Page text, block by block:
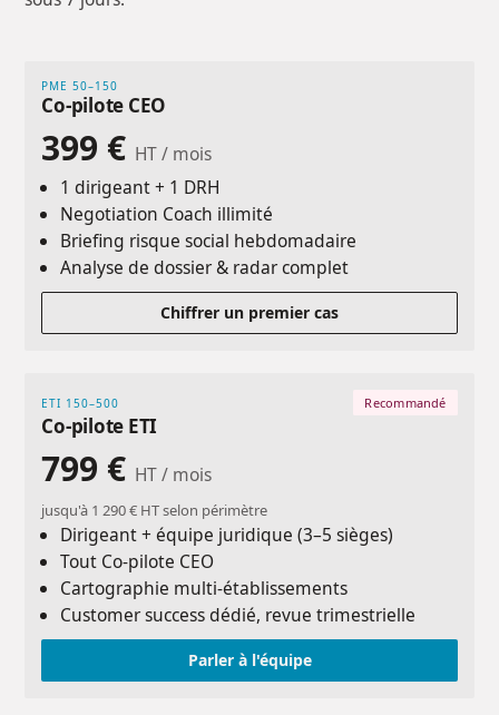
PME 50–150
Co-pilote CEO
399 € HT / mois
1 dirigeant + 1 DRH
Negotiation Coach illimité
Briefing risque social hebdomadaire
Analyse de dossier & radar complet
Chiffrer un premier cas
ETI 150–500 Recommandé
Co-pilote ETI
799 € HT / mois
jusqu'à 1 290 € HT selon périmètre
Dirigeant + équipe juridique (3–5 sièges)
Tout Co-pilote CEO
Cartographie multi-établissements
Customer success dédié, revue trimestrielle
Parler à l'équipe